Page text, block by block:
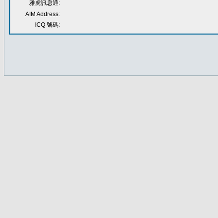
雅虎訊息通:
AIM Address:
ICQ 號碼: